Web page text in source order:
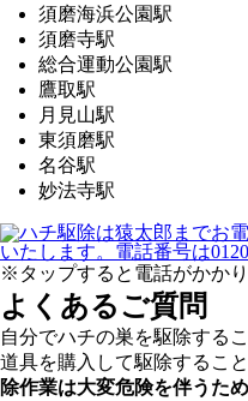
須磨海浜公園駅
須磨寺駅
総合運動公園駅
鷹取駅
月見山駅
東須磨駅
名谷駅
妙法寺駅
※タップすると電話がかか
よくあるご質問
自分でハチの巣を駆除する
道具を購入して駆除するこ
除作業は大変危険を伴うた